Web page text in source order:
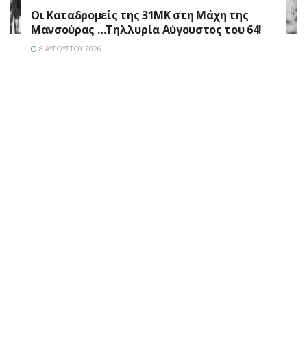
Οι Καταδρομείς της 31ΜΚ στη Mάχη της
Μανσούρας …Τηλλυρία Αύγουστος του 64!
8 ΑΥΓΟΎΣΤΟΥ 2026